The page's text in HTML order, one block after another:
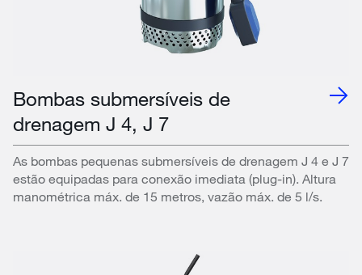
Bombas submersíveis de
drenagem J 4, J 7
As bombas pequenas submersíveis de drenagem J 4 e J 7
estão equipadas para conexão imediata (plug-in). Altura
manométrica máx. de 15 metros, vazão máx. de 5 l/s.